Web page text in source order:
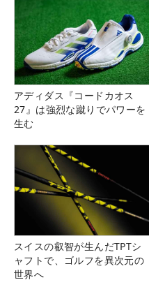
アディダス『コードカオス
27』は強烈な蹴りでパワーを
生む
スイスの叡智が生んだTPTシ
ャフトで、ゴルフを異次元の
世界へ